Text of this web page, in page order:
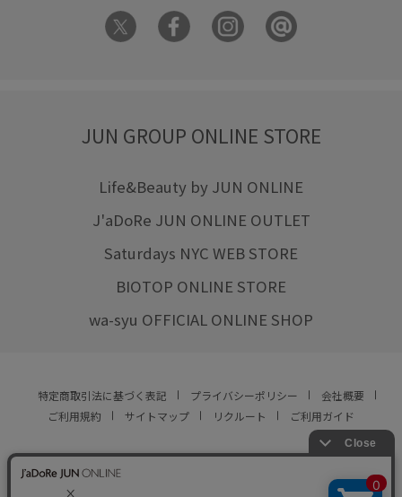
JUN GROUP ONLINE STORE
Life&Beauty by JUN ONLINE
J'aDoRe JUN ONLINE OUTLET
Saturdays NYC WEB STORE
BIOTOP ONLINE STORE
wa-syu OFFICIAL ONLINE SHOP
特定商取引法に基づく表記 プライバシーポリシー
会社概要
ご利用規約
サイトマップ リクルート ご利用ガイド